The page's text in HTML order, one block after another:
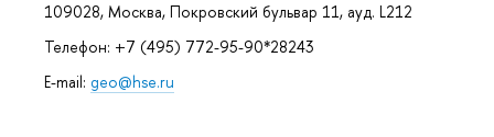
109028, Москва, Покровский бульвар 11, ауд. L212
Телефон: +7 (495) 772-95-90*28243
E-mail: geo@hse.ru